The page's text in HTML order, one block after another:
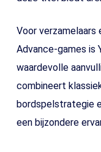
Voor verzamelaars
Advance-games is
waardevolle
combineert
bordspelstrategie
een bijzondere